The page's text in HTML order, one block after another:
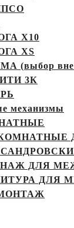
Х10
XS
(выбор
3К
механизмы
ДЛЯ
ДЛЯ